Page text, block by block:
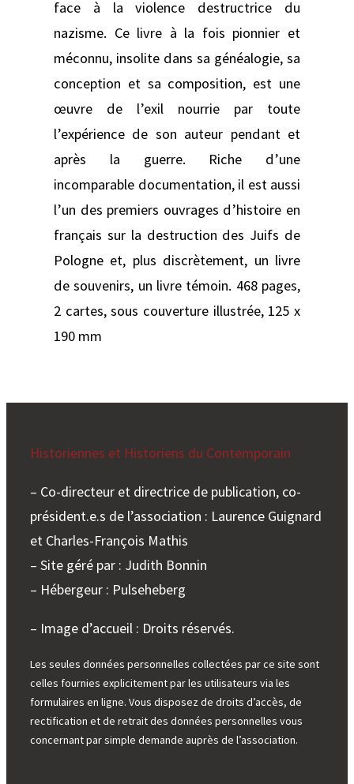
face à la violence destructrice du
nazisme. Ce livre à la fois pionnier et
méconnu, insolite dans sa généalogie, sa
conception et sa composition, est une
œuvre de l’exil nourrie par toute
l’expérience de son auteur pendant et
après la guerre. Riche d’une
incomparable documentation, il est aussi
l’un des premiers ouvrages d’histoire en
français sur la destruction des Juifs de
Pologne et, plus discrètement, un livre
de souvenirs, un livre témoin. 468 pages,
2 cartes, sous couverture illustrée, 125 x
190 mm
Historiennes et Historiens du Contemporain
– Co-directeur et directrice de publication, co-
président.e.s de l’association : Laurence Guignard
et Charles-François Mathis
– Site géré par : Judith Bonnin
– Hébergeur : Pulseheberg
– Image d’accueil : Droits réservés.
Les seules données personnelles collectées par ce site sont
celles fournies explicitement par les utilisateurs via les
formulaires en ligne. Vous disposez de droits d’accès, de
rectification et de retrait des données personnelles vous
concernant par simple demande auprès de l’association.